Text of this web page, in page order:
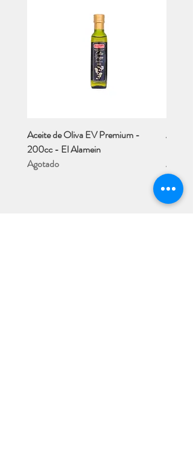
Aceite de Oliva EV Premium -
200cc - El Alamein
Agotado
Aceite
Agotado